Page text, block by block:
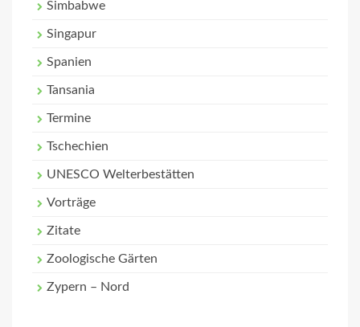
Simbabwe
Singapur
Spanien
Tansania
Termine
Tschechien
UNESCO Welterbestätten
Vorträge
Zitate
Zoologische Gärten
Zypern – Nord